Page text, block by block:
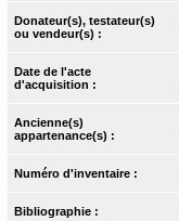
Donateur(s), testateur(s)
ou vendeur(s) :
Date de l'acte
d'acquisition :
Ancienne(s)
appartenance(s) :
Numéro d'inventaire :
Bibliographie :